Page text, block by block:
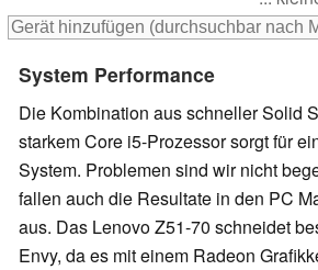
System Performance
Die Kombination aus schneller Solid
starkem Core i5-Prozessor sorgt für
System. Problemen sind wir nicht
fallen auch die Resultate in den PC
aus. Das Lenovo Z51-70 schneidet
Envy, da es mit einem Radeon